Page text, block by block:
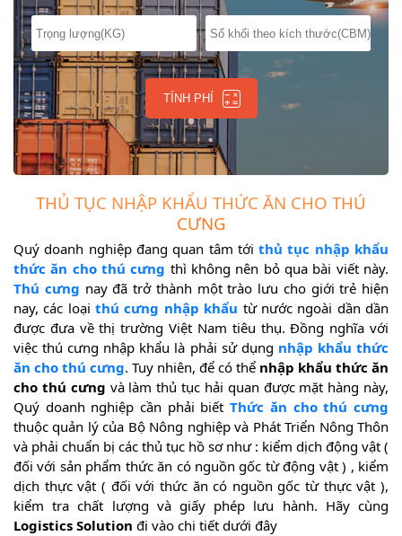
TÍNH PHÍ
THỦ TỤC NHẬP KHẨU THỨC ĂN CHO THÚ
CƯNG
Quý doanh nghiệp đang quan tâm tớithủ tục nhập khẩu
thức ăn cho thú cưng thì không nên bỏ qua bài viết này.
Thú cưng nay đã trở thành một trào lưu cho giới trẻ hiện
nay, các loạithú cưng nhập khẩu từ nước ngoài dần dần
được đưa về thị trường Việt Nam tiêu thụ. Đồng nghĩa với
việc thú cưng nhập khẩu là phải sử dụng nhập khẩu thức
ăn cho thú cưng. Tuy nhiên, để có thể nhập khẩu thức ăn
cho thú cưng và làm thủ tục hải quan được mặt hàng này,
Quý doanh nghiệp cần phải biếtThức ăn cho thú cưng
thuộc quản lý của Bộ Nông nghiệp và Phát Triển Nông Thôn
và phải chuẩn bị các thủ tục hồ sơ như : kiểm dịch động vật (
đối với sản phẩm thức ăn có nguồn gốc từ động vật ) , kiểm
dịch thực vật ( đối với thức ăn có nguồn gốc từ thực vật ),
kiểm tra chất lượng và giấy phép lưu hành. Hãy cùng
Logistics Solution đi vào chi tiết dưới đây